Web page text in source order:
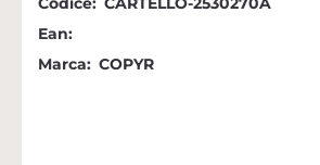
Ean:
Marca: COPYR